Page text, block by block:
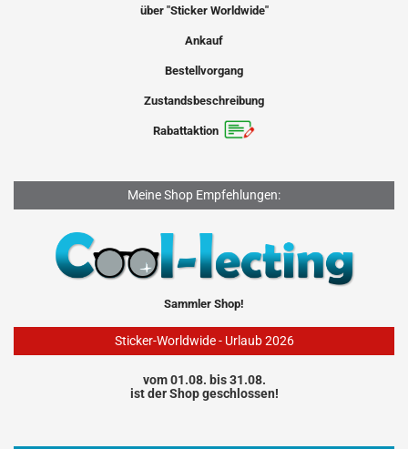
über "Sticker Worldwide"
Ankauf
Bestellvorgang
Zustandsbeschreibung
Rabattaktion
Meine Shop Empfehlungen:
Sammler Shop!
Sticker-Worldwide - Urlaub 2026
vom 01.08. bis 31.08.
ist der Shop geschlossen!